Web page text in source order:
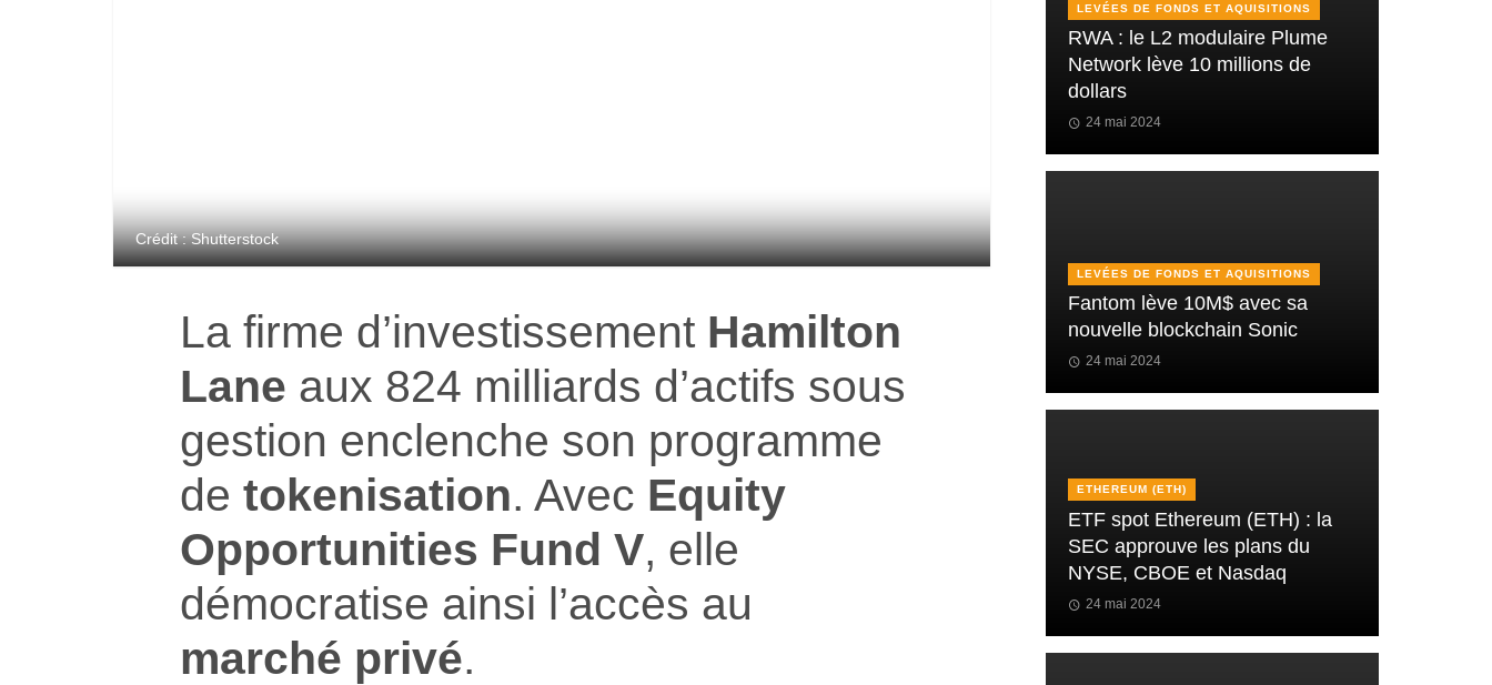
Crédit : Shutterstock
La firme d’investissement Hamilton
Lane aux 824 milliards d’actifs sous
gestion enclenche son programme
de tokenisation. Avec Equity
Opportunities Fund V, elle
démocratise ainsi l’accès au
marché privé.
LEVÉES DE FONDS ET AQUISITIONS
RWA : le L2 modulaire Plume
Network lève 10 millions de
dollars
24 mai 2024
LEVÉES DE FONDS ET AQUISITIONS
Fantom lève 10M$ avec sa
nouvelle blockchain Sonic
24 mai 2024
ETHEREUM (ETH)
ETF spot Ethereum (ETH) : la
SEC approuve les plans du
NYSE, CBOE et Nasdaq
24 mai 2024